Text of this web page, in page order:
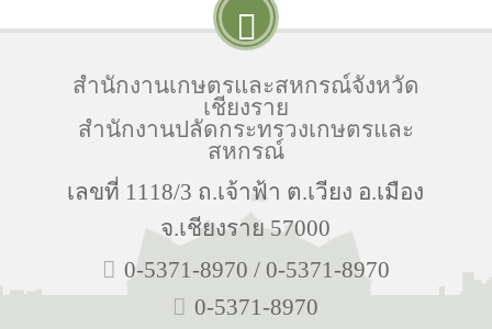
สำนักงานเกษตรและสหกรณ์จังหวัด
เชียงราย
สำนักงานปลัดกระทรวงเกษตรและ
สหกรณ์
เลขที่ 1118/3 ถ.เจ้าฟ้า ต.เวียง อ.เมือง
จ.เชียงราย 57000
0-5371-8970 / 0-5371-8970
0-5371-8970